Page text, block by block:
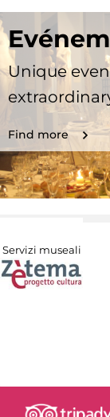
Unique
Find more
Servizi museali